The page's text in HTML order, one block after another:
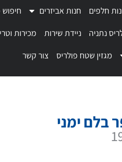
חלפים חנות אביזרים
נתניה
ניידת שירות מכירות
מגזין שטח פולריס צור קשר
בלם ימני